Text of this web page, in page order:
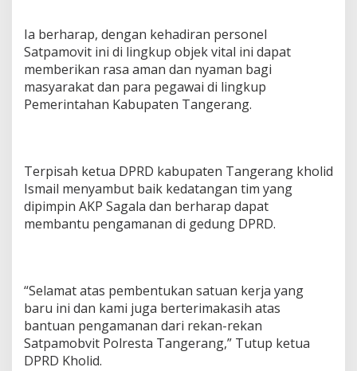
Ia berharap, dengan kehadiran personel
Satpamovit ini di lingkup objek vital ini dapat
memberikan rasa aman dan nyaman bagi
masyarakat dan para pegawai di lingkup
Pemerintahan Kabupaten Tangerang.
Terpisah ketua DPRD kabupaten Tangerang kholid
Ismail menyambut baik kedatangan tim yang
dipimpin AKP Sagala dan berharap dapat
membantu pengamanan di gedung DPRD.
“Selamat atas pembentukan satuan kerja yang
baru ini dan kami juga berterimakasih atas
bantuan pengamanan dari rekan-rekan
Satpamobvit Polresta Tangerang,” Tutup ketua
DPRD Kholid.